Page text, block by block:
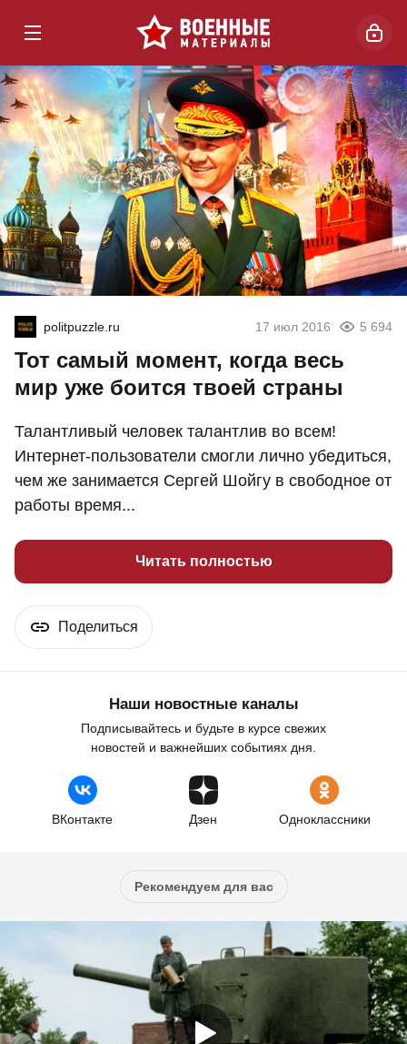
politpuzzle.ru 17 июл 2016 5 694
Тот самый момент, когда весь
мир уже боится твоей страны
Талантливый человек талантлив во всем!
Интернет-пользователи смогли лично убедиться,
чем же занимается Сергей Шойгу в свободное от
работы время...
Читать полностью
Поделиться
Наши новостные каналы
Подписывайтесь и будьте в курсе свежих
новостей и важнейших событиях дня.
ВКонтакте Дзен Одноклассники
Рекомендуем для вас